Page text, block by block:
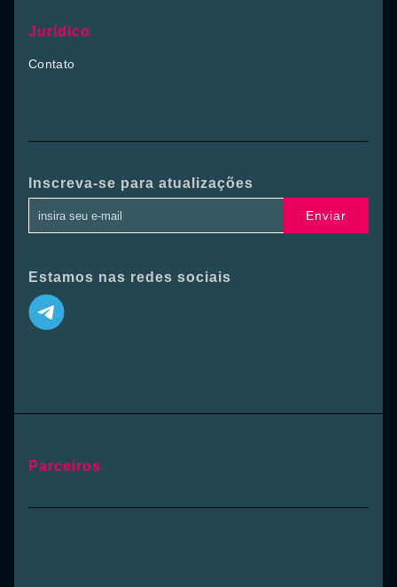
Jurídico
Contato
Inscreva-se para atualizações
Enviar
Estamos nas redes sociais
Parceiros